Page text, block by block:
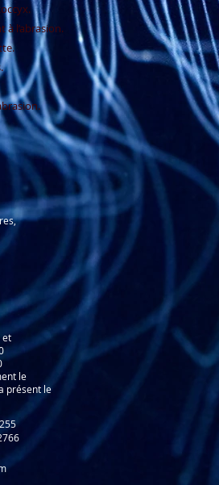
l’abrasion.
et
le
présent le